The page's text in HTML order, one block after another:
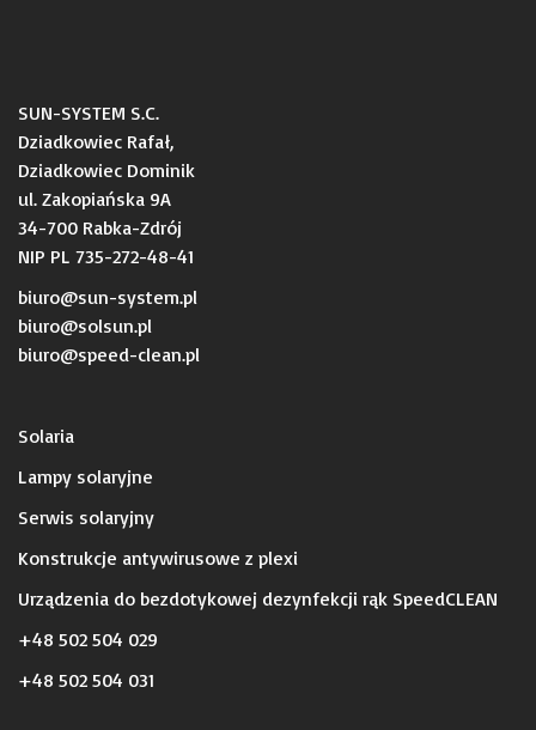
SUN-SYSTEM S.C.
Dziadkowiec Rafał,
Dziadkowiec Dominik
ul. Zakopiańska 9A
34-700 Rabka-Zdrój
NIP PL 735-272-48-41
biuro@sun-system.pl
biuro@solsun.pl
biuro@speed-clean.pl
Solaria
Lampy solaryjne
Serwis solaryjny
Konstrukcje antywirusowe z plexi
Urządzenia do bezdotykowej dezynfekcji rąk SpeedCLEAN
+48 502 504 029
+48 502 504 031